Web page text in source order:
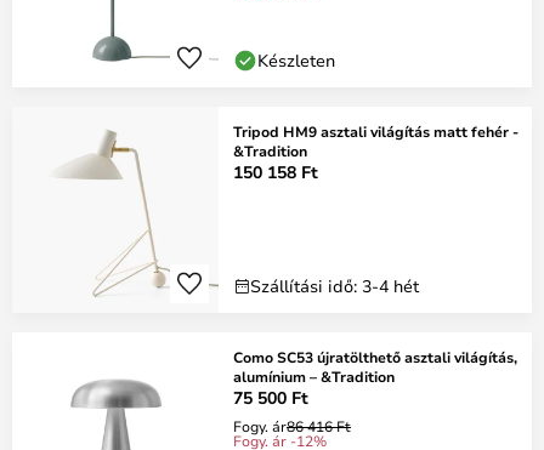
Készleten
Tripod HM9 asztali világítás matt fehér -
&Tradition
150 158 Ft
Szállítási idő: 3-4 hét
Como SC53 újratölthető asztali világítás,
alumínium – &Tradition
75 500 Ft
Fogy. ár86 416 Ft
Fogy. ár -12%